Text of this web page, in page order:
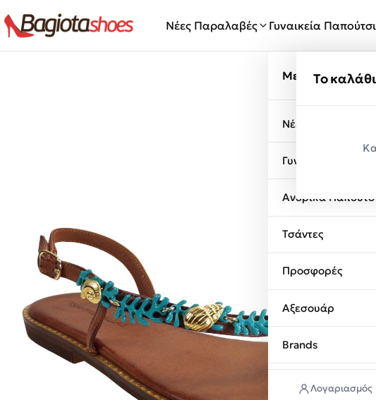
Νέες Παραλαβές
Γυναικεία
Μενού
Νέες Παραλαβές
Γυναικεία
Ανδρικά
Τσάντες
Προσφορές
Αξεσουάρ
Brands
Λογαριασμός
Το